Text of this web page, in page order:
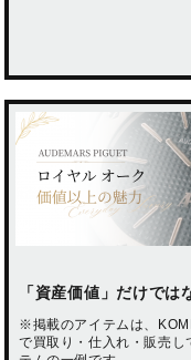
「資産価値」だけで
※掲載のアイテムは、
で買取り・仕入れ・販売し